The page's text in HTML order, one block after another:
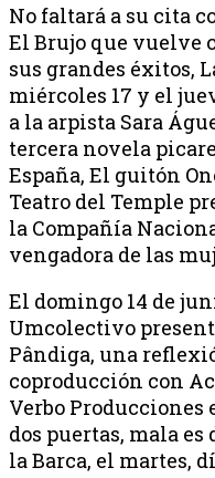
No faltará a su cita
El Brujo que vuelve
sus grandes éxitos,
miércoles 17 y el
a la arpista Sara
tercera novela
España, El guitón
Teatro del Temple
la Compañía
vengadora de las
El domingo 14 de
Umcolectivo
Pândiga, una
coproducción con
Verbo Producciones
dos puertas, mala es
la Barca, el martes,